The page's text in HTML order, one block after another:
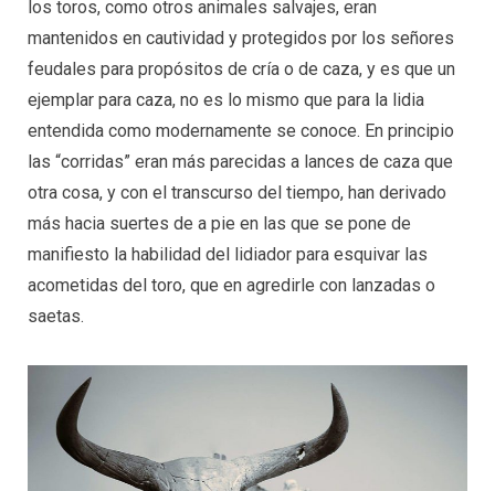
los toros, como otros animales salvajes, eran
mantenidos en cautividad y protegidos por los señores
feudales para propósitos de cría o de caza, y es que un
ejemplar para caza, no es lo mismo que para la lidia
entendida como modernamente se conoce. En principio
las “corridas” eran más parecidas a lances de caza que
otra cosa, y con el transcurso del tiempo, han derivado
más hacia suertes de a pie en las que se pone de
manifiesto la habilidad del lidiador para esquivar las
acometidas del toro, que en agredirle con lanzadas o
saetas.